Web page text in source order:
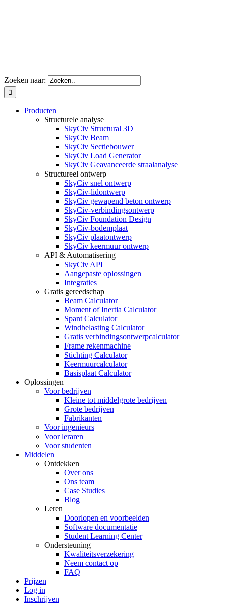
Zoeken naar:
Producten
Structurele analyse
SkyCiv Structural 3D
SkyCiv Beam
SkyCiv Sectiebouwer
SkyCiv Load Generator
SkyCiv Geavanceerde straalanalyse
Structureel ontwerp
SkyCiv snel ontwerp
SkyCiv-lidontwerp
SkyCiv gewapend beton ontwerp
SkyCiv-verbindingsontwerp
SkyCiv Foundation Design
SkyCiv-bodemplaat
SkyCiv plaatontwerp
SkyCiv keermuur ontwerp
API & Automatisering
SkyCiv API
Aangepaste oplossingen
Integraties
Gratis gereedschap
Beam Calculator
Moment of Inertia Calculator
Spant Calculator
Windbelasting Calculator
Gratis verbindingsontwerpcalculator
Frame rekenmachine
Stichting Calculator
Keermuurcalculator
Basisplaat Calculator
Oplossingen
Voor bedrijven
Kleine tot middelgrote bedrijven
Grote bedrijven
Fabrikanten
Voor ingenieurs
Voor leraren
Voor studenten
Middelen
Ontdekken
Over ons
Ons team
Case Studies
Blog
Leren
Doorlopen en voorbeelden
Software documentatie
Student Learning Center
Ondersteuning
Kwaliteitsverzekering
Neem contact op
FAQ
Prijzen
Log in
Inschrijven